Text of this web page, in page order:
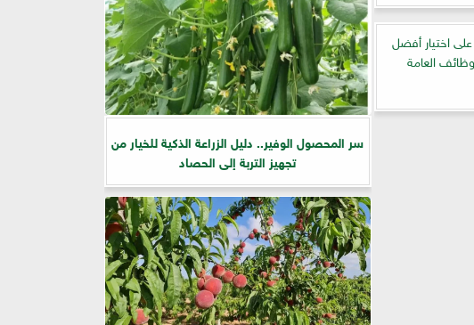
اختيار أفضل
العامة
سر المحصول الوفير.. دليل الزراعة الذكية للخيار من
تجهيز التربة إلى الحصاد